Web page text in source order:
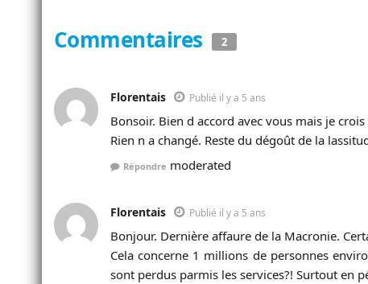
Commentaires 2
Florentais Publié il y a 5 ans
Bonsoir. Bien d accord avec vous mais je
Rien n a changé. Reste du dégoût de la
Répondre moderated
Florentais Publié il y a 5 ans
Bonjour. Dernière affaure de la Macronie.
Cela concerne 1 millions de personnes
sont perdus parmis les services?! Surtout en